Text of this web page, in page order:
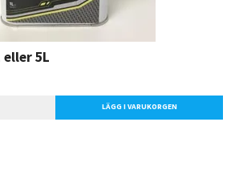
eller 5L
LÄGG I VARUKORGEN